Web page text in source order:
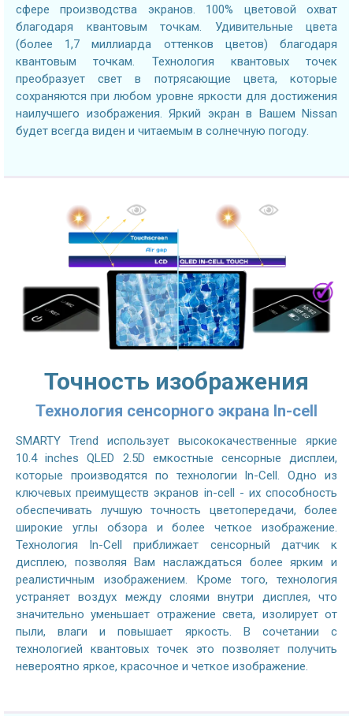
сфере производства экранов. 100% цветовой охват
благодаря квантовым точкам. Удивительные цвета
(более 1,7 миллиарда оттенков цветов) благодаря
квантовым точкам. Технология квантовых точек
преобразует свет в потрясающие цвета, которые
сохраняются при любом уровне яркости для достижения
наилучшего изображения. Яркий экран в Вашем Nissan
будет всегда виден и читаемым в солнечную погоду.
Точность изображения
Технология сенсорного экрана In-cell
SMARTY Trend использует высококачественные яркие
10.4 inches QLED 2.5D емкостные сенсорные дисплеи,
которые производятся по технологии In-Cell. Одно из
ключевых преимуществ экранов in-cell - их способность
обеспечивать лучшую точность цветопередачи, более
широкие углы обзора и более четкое изображение.
Технология In-Cell приближает сенсорный датчик к
дисплею, позволяя Вам наслаждаться более ярким и
реалистичным изображением. Кроме того, технология
устраняет воздух между слоями внутри дисплея, что
значительно уменьшает отражение света, изолирует от
пыли, влаги и повышает яркость. В сочетании с
технологией квантовых точек это позволяет получить
невероятно яркое, красочное и четкое изображение.